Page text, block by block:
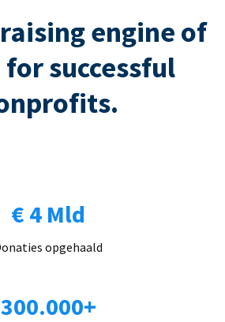
engine of
for successful
€ 4 Mld
opgehaald
300.000+